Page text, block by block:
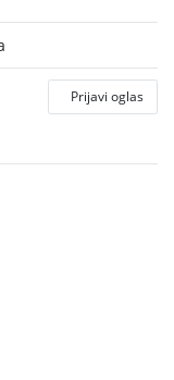
Prijavi oglas